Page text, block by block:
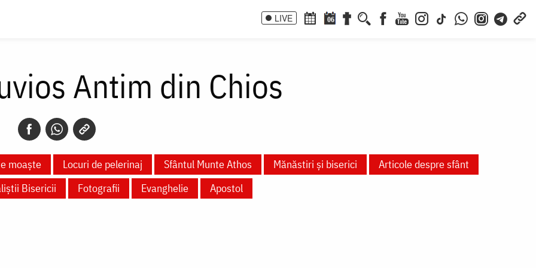
LIVE 06
Antim din Chios
moaște Locuri de pelerinaj Sfântul Munte Athos Mănăstiri și biserici
Articole despre sfânt
Bisericii Fotografii Evanghelie Apostol